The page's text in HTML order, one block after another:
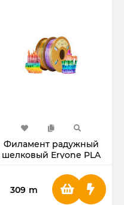
Филамент радужный
шелковый Eryone PLA
1 Кг
309 m